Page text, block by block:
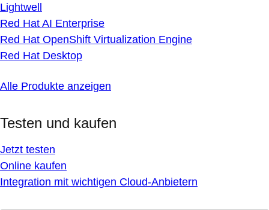
Lightwell
Red Hat AI Enterprise
Red Hat OpenShift Virtualization Engine
Red Hat Desktop
Alle Produkte anzeigen
Testen und kaufen
Jetzt testen
Online kaufen
Integration mit wichtigen Cloud-Anbietern